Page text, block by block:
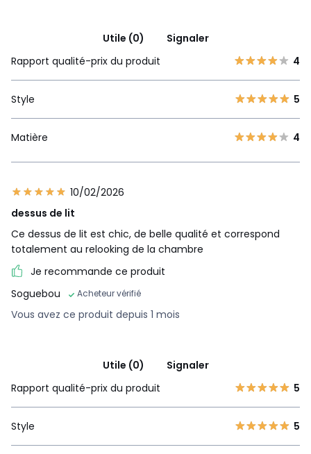
Utile (0)
Signaler
Rapport qualité-prix du produit
4
Style 5
Matière 4
10/02/2026
dessus de lit
Ce dessus de lit est chic, de belle qualité et correspond
totalement au relooking de la chambre
Je recommande ce produit
Soguebou
Acheteur vérifié
Vous avez ce produit depuis 1 mois
Utile (0)
Signaler
Rapport qualité-prix du produit
5
Style 5